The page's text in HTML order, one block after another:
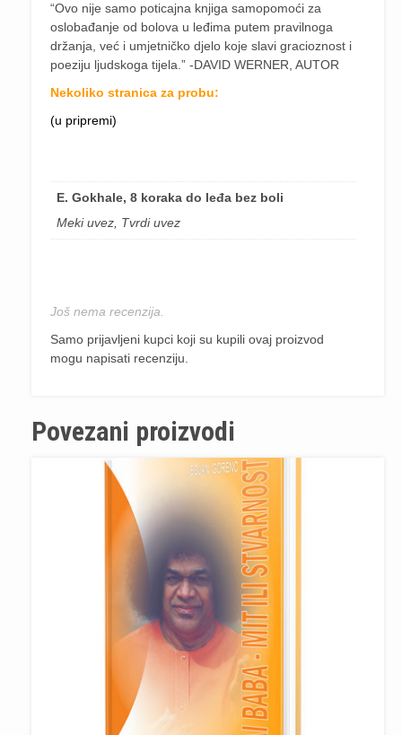
“Ovo nije samo poticajna knjiga samopomoći za
oslobađanje od bolova u leđima putem pravilnoga
držanja, već i umjetničko djelo koje slavi gracioznost i
poeziju ljudskoga tijela.” -DAVID WERNER, AUTOR
Nekoliko stranica za probu:
(u pripremi)
E. Gokhale, 8 koraka do leđa bez boli
Meki uvez, Tvrdi uvez
Još nema recenzija.
Samo prijavljeni kupci koji su kupili ovaj proizvod
mogu napisati recenziju.
Povezani proizvodi